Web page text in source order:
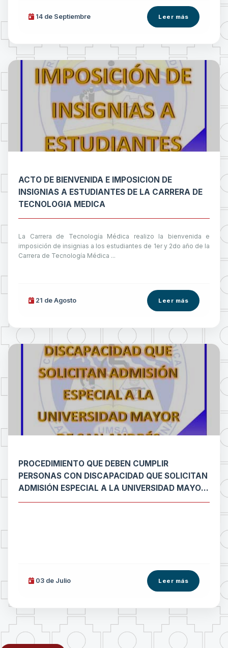
14 de Septiembre Leer más
ACTO DE BIENVENIDA E IMPOSICION DE
INSIGNIAS A ESTUDIANTES DE LA CARRERA DE
TECNOLOGIA MEDICA
La Carrera de Tecnología Médica realizo la bienvenida e
imposición de insignias a los estudiantes de 1er y 2do año de la
Carrera de Tecnología Médica ...
21 de Agosto Leer más
PROCEDIMIENTO QUE DEBEN CUMPLIR
PERSONAS CON DISCAPACIDAD QUE SOLICITAN
ADMISIÓN ESPECIAL A LA UNIVERSIDAD MAYOR
DE SAN ANDRÉS
03 de Julio Leer más